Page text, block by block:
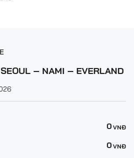
– NAMI – EVERLAND
0VNĐ
0VNĐ